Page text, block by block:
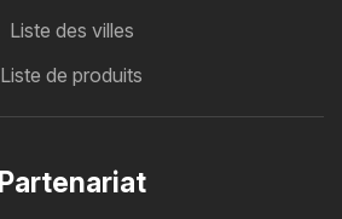
Liste des villes
Liste de produits
Partenariat